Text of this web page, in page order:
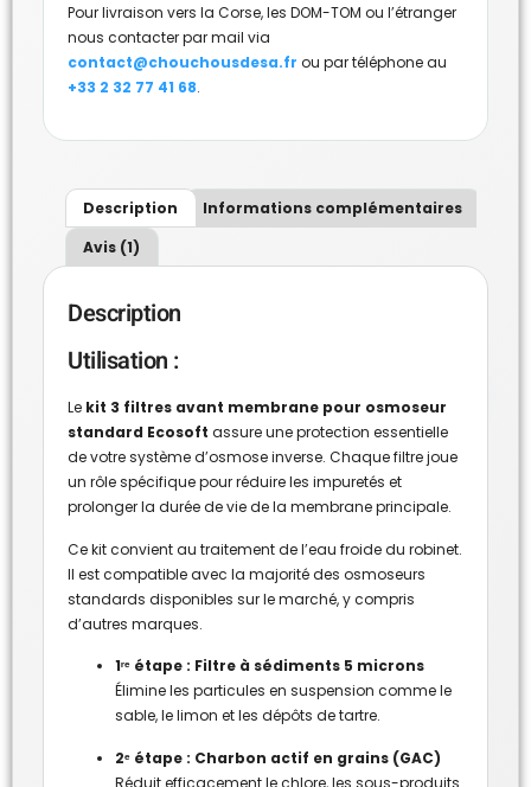
Pour livraison vers la Corse, les DOM-TOM ou l’étranger
nous contacter par mail via
contact@chouchousdesa.fr ou par téléphone au
+33 2 32 77 41 68.
Description
Informations complémentaires
Avis (1)
Description
Utilisation :
Le kit 3 filtres avant membrane pour osmoseur
standard Ecosoft assure une protection essentielle
de votre système d’osmose inverse. Chaque filtre joue
un rôle spécifique pour réduire les impuretés et
prolonger la durée de vie de la membrane principale.
Ce kit convient au traitement de l’eau froide du robinet.
Il est compatible avec la majorité des osmoseurs
standards disponibles sur le marché, y compris
d’autres marques.
1ʳᵉ étape : Filtre à sédiments 5 microns
Élimine les particules en suspension comme le
sable, le limon et les dépôts de tartre.
2ᵉ étape : Charbon actif en grains (GAC)
Réduit efficacement le chlore, les sous-produits